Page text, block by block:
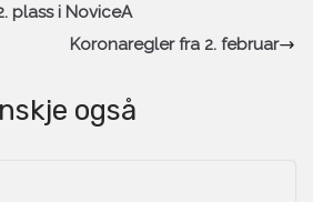
plass i NoviceA
Koronaregler fra 2. februar
også